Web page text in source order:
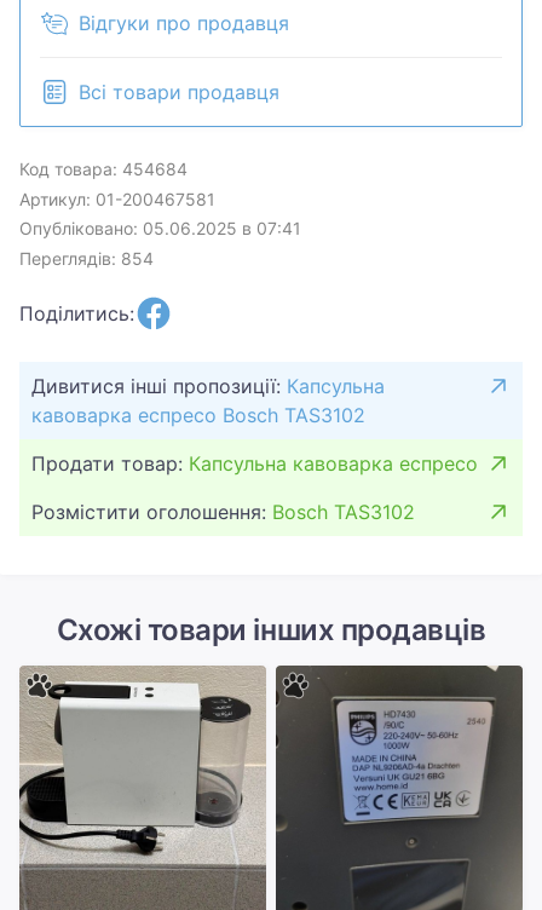
Відгуки про продавця
Всі товари продавця
Код товара: 454684
Артикул: 01-200467581
Опубліковано: 05.06.2025 в 07:41
Переглядів: 854
Поділитись:
Дивитися інші пропозиції: Капсульна
кавоварка еспресо Bosch TAS3102
Продати товар: Капсульна кавоварка еспресо
Розмістити оголошення: Bosch TAS3102
Схожі товари інших продавців